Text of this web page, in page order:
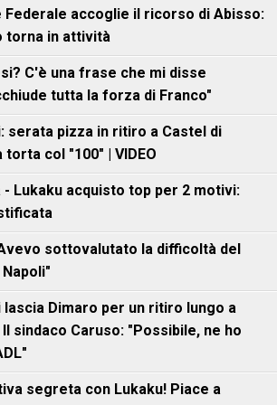
Federale accoglie il ricorso di Abisso:
torna in attività
C'è una frase che mi disse
tutta la forza di Franco"
serata pizza in ritiro a Castel di
col "100" | VIDEO
- Lukaku acquisto top per 2 motivi:
sottovalutato la difficoltà del
lascia Dimaro per un ritiro lungo a
sindaco Caruso: "Possibile, ne ho
segreta con Lukaku! Piace a